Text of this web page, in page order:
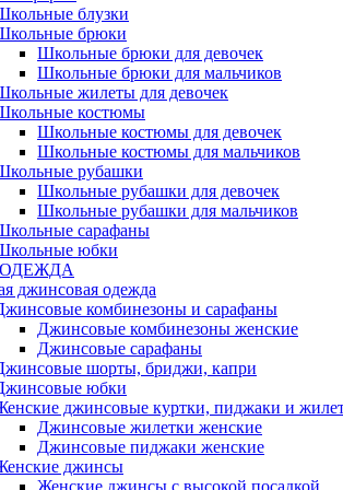
блузки
брюки
Школьные брюки для девочек
Школьные брюки для мальчиков
жилеты для девочек
костюмы
Школьные костюмы для девочек
Школьные костюмы для мальчиков
рубашки
Школьные рубашки для девочек
Школьные рубашки для мальчиков
сарафаны
юбки
джинсовая одежда
комбинезоны и сарафаны
Джинсовые комбинезоны женские
Джинсовые сарафаны
шорты, бриджи, капри
юбки
джинсовые куртки, пиджаки и
Джинсовые жилетки женские
Джинсовые пиджаки женские
джинсы
Женские джинсы с высокой посадкой